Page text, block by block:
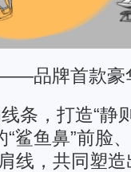
品牌首款豪
条，打造“静
“鲨鱼鼻”前脸
线，共同塑